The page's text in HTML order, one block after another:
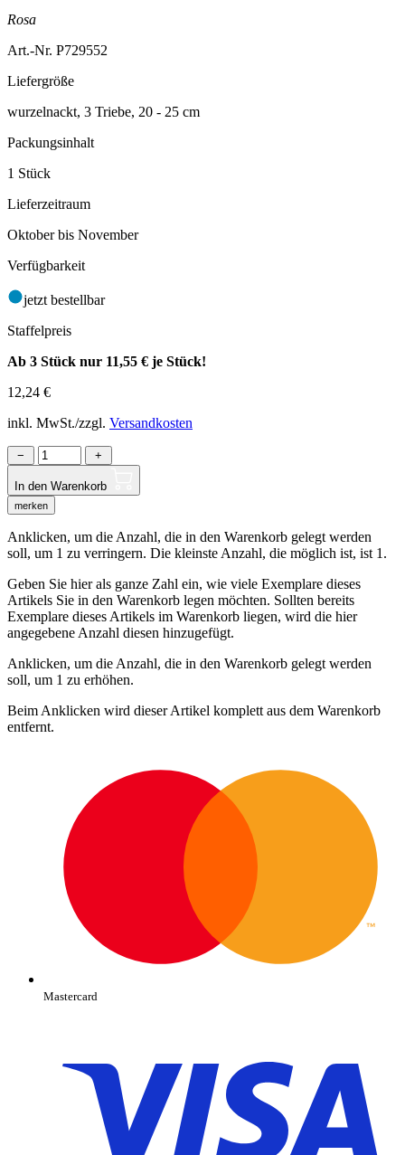
Rosa
Art.-Nr. P729552
Liefergröße
wurzelnackt, 3 Triebe, 20 - 25 cm
Packungsinhalt
1 Stück
Lieferzeitraum
Oktober bis November
Verfügbarkeit
jetzt bestellbar
Staffelpreis
Ab 3 Stück nur 11,55 € je Stück!
12,24 €
inkl. MwSt./zzgl. Versandkosten
− +
In den Warenkorb
merken
Anklicken, um die Anzahl, die in den Warenkorb gelegt werden
soll, um 1 zu verringern. Die kleinste Anzahl, die möglich ist, ist 1.
Geben Sie hier als ganze Zahl ein, wie viele Exemplare dieses
Artikels Sie in den Warenkorb legen möchten. Sollten bereits
Exemplare dieses Artikels im Warenkorb liegen, wird die hier
angegebene Anzahl diesen hinzugefügt.
Anklicken, um die Anzahl, die in den Warenkorb gelegt werden
soll, um 1 zu erhöhen.
Beim Anklicken wird dieser Artikel komplett aus dem Warenkorb
entfernt.
Mastercard